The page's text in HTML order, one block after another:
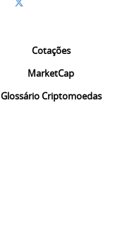
Cotações
MarketCap
Glossário Criptomoedas